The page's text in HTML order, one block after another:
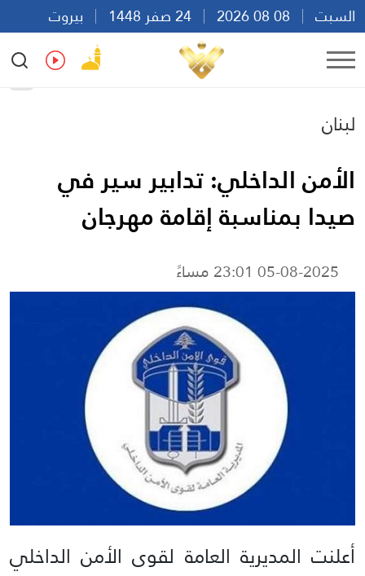
السبت
بيروت
14:09
Ar
لبنان
الأمن الداخلي: تدابير سير في
صيدا بمناسبة إقامة مهرجان
05-08-2025 23:01 مساءً
أعلنت المديرية العامة لقوى الأمن الداخلي